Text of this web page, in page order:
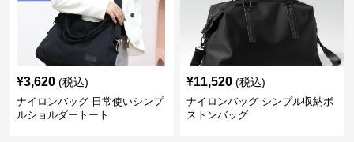
¥3,620 (税込)
ナイロンバッグ 日常使いシンプ
ルショルダートート
¥11,520 (税込)
ナイロンバッグ シンプル収納ボ
ストンバッグ